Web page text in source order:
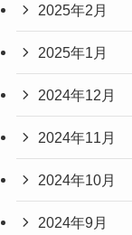
2025年2月
2025年1月
2024年12月
2024年11月
2024年10月
2024年9月